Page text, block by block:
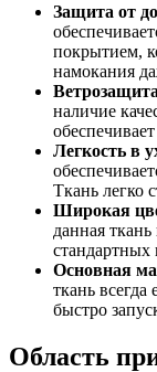
Защита от
покрытием,
намокания
Ветрозащита
наличие
Легкость в
Ткань легко
Широкая
данная
стандартных
Основная
ткань всегда
быстро
Область